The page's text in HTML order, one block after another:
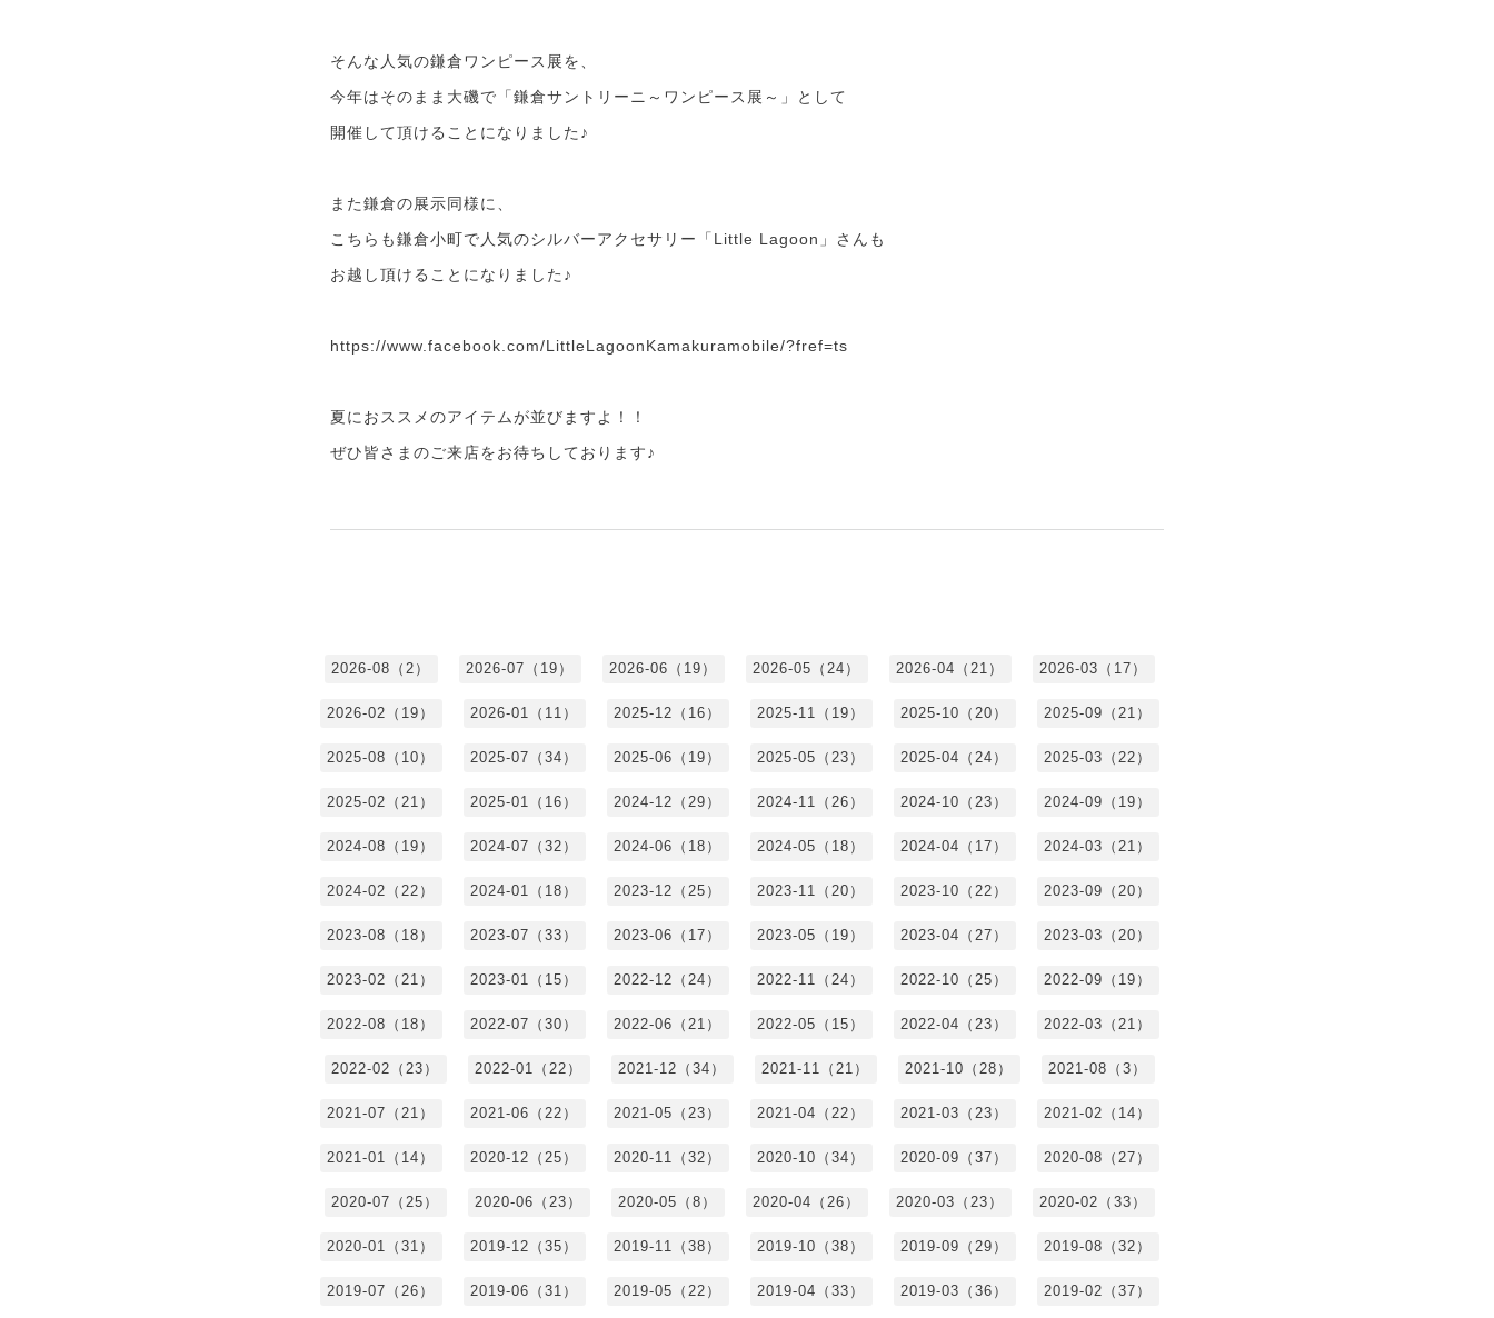
そんな人気の鎌倉ワンピース展を、
今年はそのまま大磯で「鎌倉サントリーニ～ワンピース展～」として
開催して頂けることになりました♪
また鎌倉の展示同様に、
こちらも鎌倉小町で人気のシルバーアクセサリー「Little Lagoon」さんも
お越し頂けることになりました♪
https://www.facebook.com/LittleLagoonKamakuramobile/?fref=ts
夏におススメのアイテムが並びますよ！！
ぜひ皆さまのご来店をお待ちしております♪
2026-08（2） 2026-07（19） 2026-06（19） 2026-05（24） 2026-04（21） 2026-03（17）
2026-02（19） 2026-01（11） 2025-12（16） 2025-11（19） 2025-10（20） 2025-09（21）
2025-08（10） 2025-07（34） 2025-06（19） 2025-05（23） 2025-04（24） 2025-03（22）
2025-02（21） 2025-01（16） 2024-12（29） 2024-11（26） 2024-10（23） 2024-09（19）
2024-08（19） 2024-07（32） 2024-06（18） 2024-05（18） 2024-04（17） 2024-03（21）
2024-02（22） 2024-01（18） 2023-12（25） 2023-11（20） 2023-10（22） 2023-09（20）
2023-08（18） 2023-07（33） 2023-06（17） 2023-05（19） 2023-04（27） 2023-03（20）
2023-02（21） 2023-01（15） 2022-12（24） 2022-11（24） 2022-10（25） 2022-09（19）
2022-08（18） 2022-07（30） 2022-06（21） 2022-05（15） 2022-04（23） 2022-03（21）
2022-02（23） 2022-01（22） 2021-12（34） 2021-11（21） 2021-10（28） 2021-08（3）
2021-07（21） 2021-06（22） 2021-05（23） 2021-04（22） 2021-03（23） 2021-02（14）
2021-01（14） 2020-12（25） 2020-11（32） 2020-10（34） 2020-09（37） 2020-08（27）
2020-07（25） 2020-06（23） 2020-05（8） 2020-04（26） 2020-03（23） 2020-02（33）
2020-01（31） 2019-12（35） 2019-11（38） 2019-10（38） 2019-09（29） 2019-08（32）
2019-07（26） 2019-06（31） 2019-05（22） 2019-04（33） 2019-03（36） 2019-02（37）